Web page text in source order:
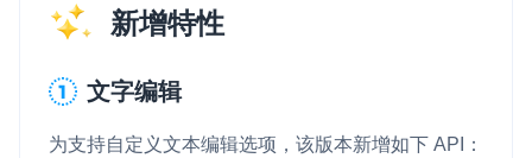
新增特性
文字编辑
为支持自定义文本编辑选项，该版本新增如下 API：